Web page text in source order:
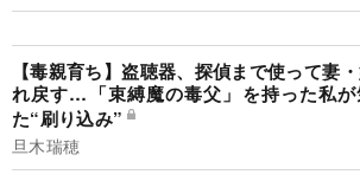
【毒親育ち】盗聴器、探偵まで使って妻
れ戻す…「束縛魔の毒父」を持った私
た“刷り込み”
旦木瑞穂